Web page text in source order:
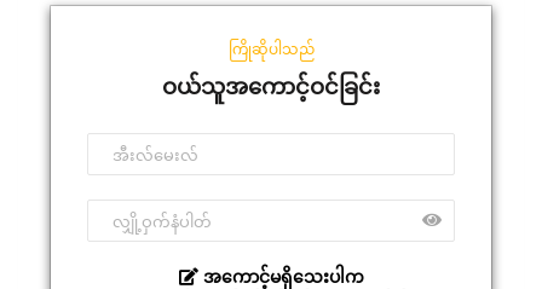
ကြိုဆိုပါသည်
ဝယ်သူအကောင့်ဝင်ခြင်း
အကောင့်မရှိသေးပါက